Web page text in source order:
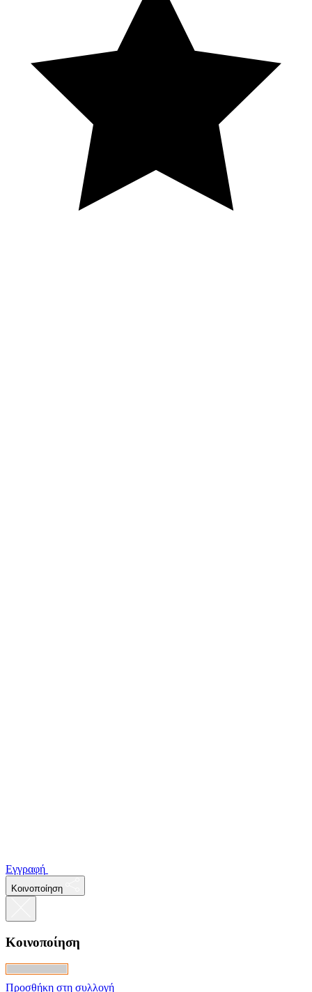
Εγγραφή
Κοινοποίηση
Κοινοποίηση
Προσθήκη στη συλλογή